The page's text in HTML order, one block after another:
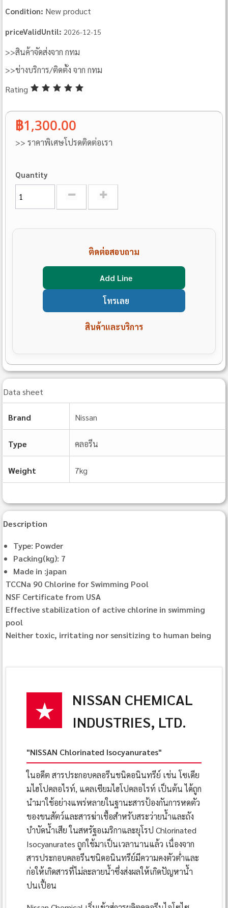
Condition: New product
priceValidUntil: 2026-12-15
>>สินค้าจัดส่งจาก กทม
>>ช่างบริการ/ติดตั้ง จาก กทม
Rating
฿1,300.00
>> ราคาพิเศษโปรดติดต่อเรา
Quantity
ติดต่อสอบถาม
Add Line
โทรเลย
สินค้าและบริการ
Data sheet
Brand Nissan
Type คลอรีน
Weight 7kg
Description
Type: Powder
Packing(kg): 7
Made in :japan
TCCNa 90 Chlorine for Swimming Pool
NSF Certificate from USA
Effective stabilization of active chlorine in swimming
pool
Neither toxic, irritating nor sensitizing to human being
★
NISSAN CHEMICAL
INDUSTRIES, LTD.
"NISSAN Chlorinated Isocyanurates"
ในอดีต สารประกอบคลอรีนชนิดอนินทรีย์ เช่น โซเดีย
มไฮโปคลอไรท์, แคลเซียมไฮโปคลอไรท์ เป็นต้น ได้ถูก
นำมาใช้อย่างแพร่หลายในฐานะสารป้องกันการหดตัว
ของขนสัตว์และสารฆ่าเชื้อสำหรับสระว่ายน้ำและถัง
บำบัดน้ำเสีย ในสหรัฐอเมริกาและยุโรป Chlorinated
Isocyanurates ถูกใช้มาเป็นเวลานานแล้ว เนื่องจาก
สารประกอบคลอรีนชนิดอนินทรีย์มีความคงตัวต่ำและ
ก่อให้เกิดสารที่ไม่ละลายน้ำซึ่งส่งผลให้เกิดปัญหาน้ำ
ปนเปื้อน